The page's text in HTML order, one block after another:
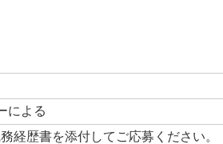
による
経歴書を添付してご応募ください。